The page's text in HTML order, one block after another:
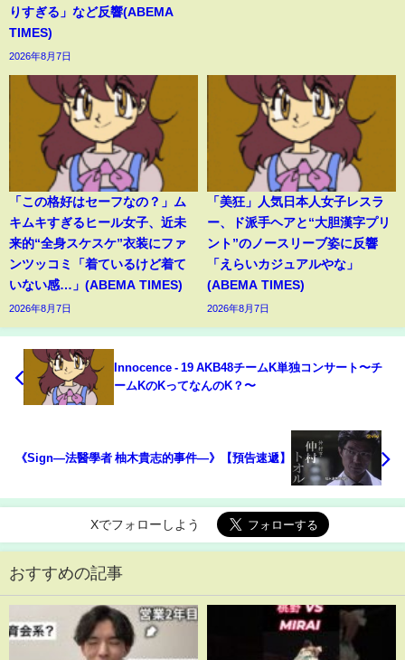
りすぎる」など反響(ABEMA
TIMES)
2026年8月7日
「この格好はセーフなの？」ム
キムキすぎるヒール女子、近未
来的“全身スケスケ”衣装にファ
ンツッコミ「着ているけど着て
いない感…」(ABEMA TIMES)
2026年8月7日
「美狂」人気日本人女子レスラ
ー、ド派手ヘアと“大胆漢字プリ
ント”のノースリーブ姿に反響
「えらいカジュアルやな」
(ABEMA TIMES)
2026年8月7日
Innocence - 19 AKB48チームK単独コンサート〜チ
ームKのKってなんのK？〜
《Sign—法醫學者 柚木貴志的事件—》【預告速遞】
Xでフォローしよう
おすすめの記事